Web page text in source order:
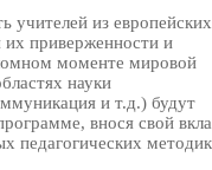
учителей из европейских
их приверженности и
моменте мировой
науки
и т.д.) будут
внося свой
педагогических